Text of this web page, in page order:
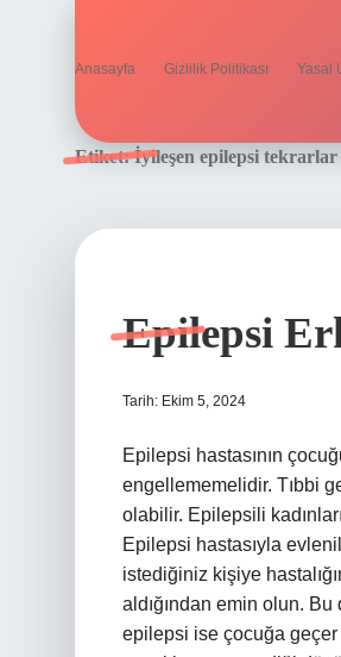
Anasayfa Gizlilik Politikası Yasal
Etiket:İyileşen epilepsi tekrarlar
Epilepsi
Tarih: Ekim 5, 2024
Epilepsi hastasının
engellememelidir. Tıbbi
olabilir. Epilepsili
Epilepsi hastasıyla
istediğiniz kişiye
aldığından emin olun. Bu
epilepsi ise çocuğa geçer